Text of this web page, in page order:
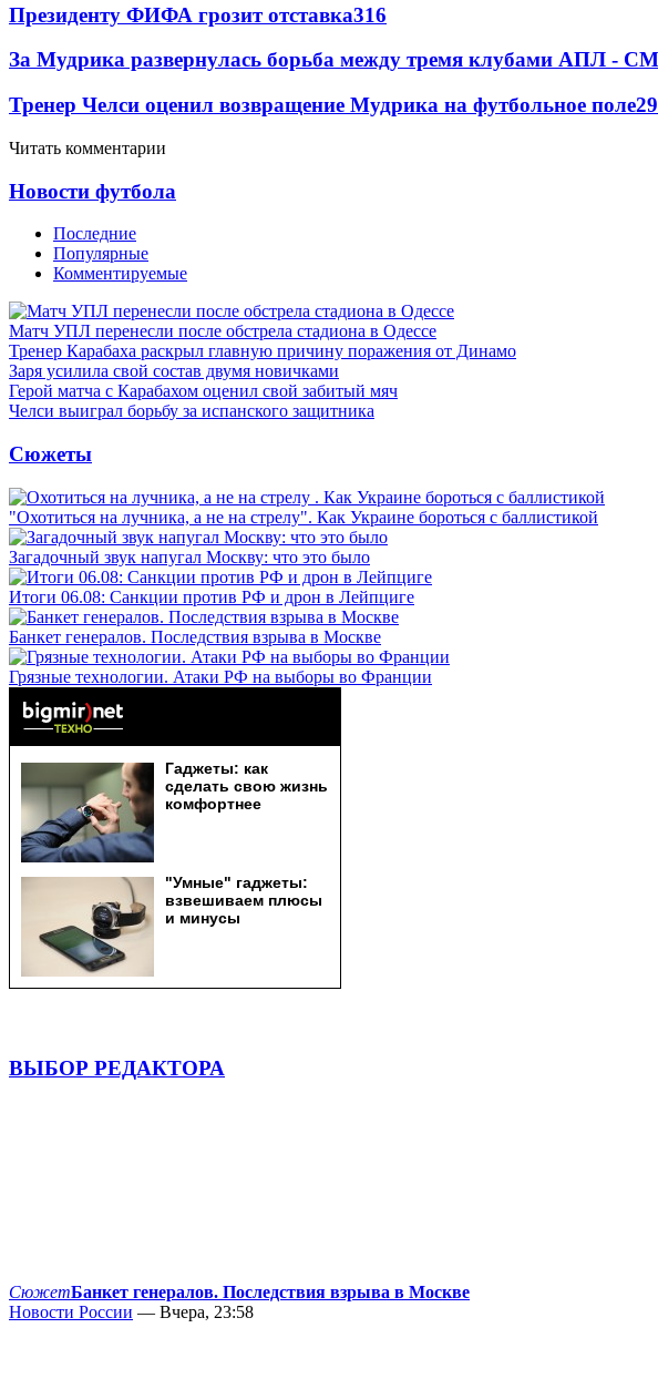
Президенту ФИФА грозит отставка316
За Мудрика развернулась борьба между тремя клубами АПЛ -
Тренер Челси оценил возвращение Мудрика на футбольное поле
Читать комментарии
Новости футбола
Последние
Популярные
Комментируемые
Матч УПЛ перенесли после обстрела стадиона в Одессе
Тренер Карабаха раскрыл главную причину поражения от Динамо
Заря усилила свой состав двумя новичками
Герой матча с Карабахом оценил свой забитый мяч
Челси выиграл борьбу за испанского защитника
Сюжеты
"Охотиться на лучника, а не на стрелу". Как Украине бороться с баллистикой
Загадочный звук напугал Москву: что это было
Итоги 06.08: Санкции против РФ и дрон в Лейпциге
Банкет генералов. Последствия взрыва в Москве
Грязные технологии. Атаки РФ на выборы во Франции
ВЫБОР РЕДАКТОРА
СюжетБанкет генералов. Последствия взрыва в Москве
Новости России — Вчера, 23:58